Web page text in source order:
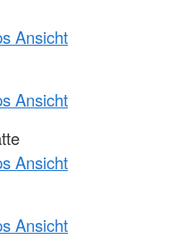
Ansicht
Ansicht
Ansicht
Ansicht